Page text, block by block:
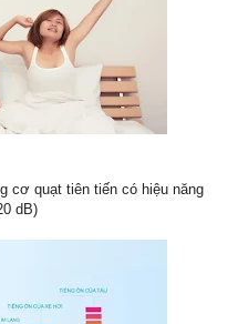
cơ quạt tiên tiến có hiệu năng
dB)